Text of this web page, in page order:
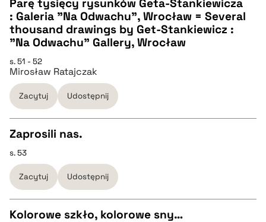
CZYSTY TEKST
pobierz cytat
BIBTEX
pobierz cytat
Parę tysięcy rysunków Geta-Stankiewicza
: Galeria "Na Odwachu", Wrocław = Several
thousand drawings by Get-Stankiewicz :
"Na Odwachu" Gallery, Wrocław
s. 51 - 52
Mirosław Ratajczak
Zacytuj Udostępnij
CZYSTY TEKST
pobierz cytat
Zaprosili nas.
s. 53
Zacytuj Udostępnij
Kolorowe szkło, kolorowe sny…